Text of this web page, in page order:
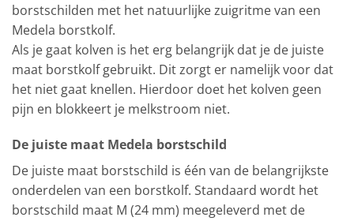
borstschilden met het natuurlijke zuigritme van een
Medela borstkolf.
Als je gaat kolven is het erg belangrijk dat je de juiste
maat borstkolf gebruikt. Dit zorgt er namelijk voor dat
het niet gaat knellen. Hierdoor doet het kolven geen
pijn en blokkeert je melkstroom niet.
De juiste maat Medela borstschild
De juiste maat borstschild is één van de belangrijkste
onderdelen van een borstkolf. Standaard wordt het
borstschild maat M (24 mm) meegeleverd met de